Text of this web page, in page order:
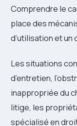
Comprendre le
place des
d’utilisation et un
Les situations
d’entretien,
inappropriée du
litige, les
spécialisé en